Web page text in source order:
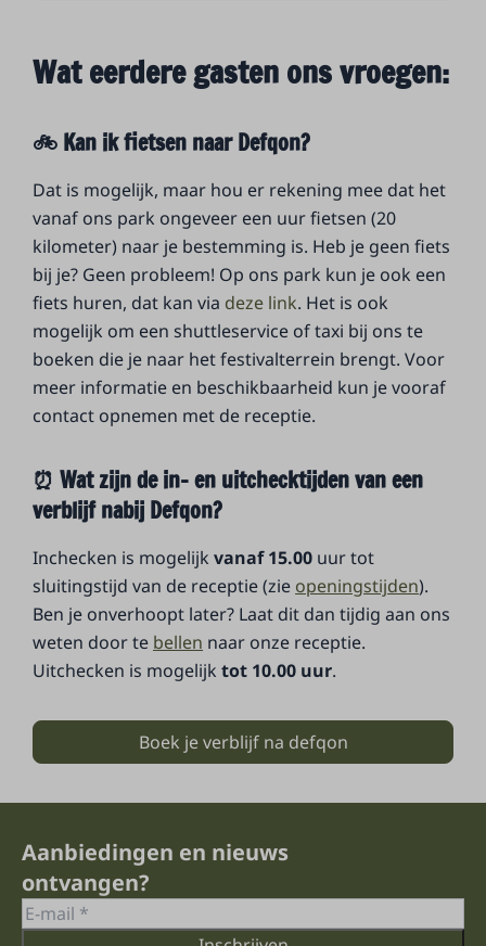
Wat eerdere gasten ons vroegen:
🚲 Kan ik fietsen naar Defqon?
Dat is mogelijk, maar hou er rekening mee dat het
vanaf ons park ongeveer een uur fietsen (20
kilometer) naar je bestemming is. Heb je geen fiets
bij je? Geen probleem! Op ons park kun je ook een
fiets huren, dat kan via deze link. Het is ook
mogelijk om een shuttleservice of taxi bij ons te
boeken die je naar het festivalterrein brengt. Voor
meer informatie en beschikbaarheid kun je vooraf
contact opnemen met de receptie.
⏰ Wat zijn de in- en uitchecktijden van een
verblijf nabij Defqon?
Inchecken is mogelijkvanaf 15.00 uur tot
sluitingstijd van de receptie (zie openingstijden).
Ben je onverhoopt later? Laat dit dan tijdig aan ons
weten door te bellen naar onze receptie.
Uitchecken is mogelijktot 10.00 uur.
Boek je verblijf na defqon
Aanbiedingen en nieuws
ontvangen?